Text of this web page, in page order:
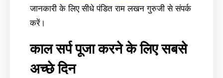
जानकारी के लिए सीधे पंडित राम लखन गुरुजी से संपर्क
करें।
काल सर्प पूजा करने के लिए सबसे
अच्छे दिन